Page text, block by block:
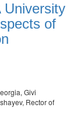
University
of
Givi
Rector of